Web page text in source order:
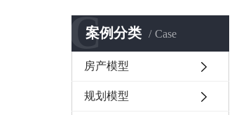
案例分类 Case
C
房产模型
规划模型